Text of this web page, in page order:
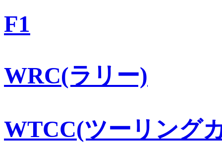
F1
WRC(ラリー)
WTCC(ツーリング